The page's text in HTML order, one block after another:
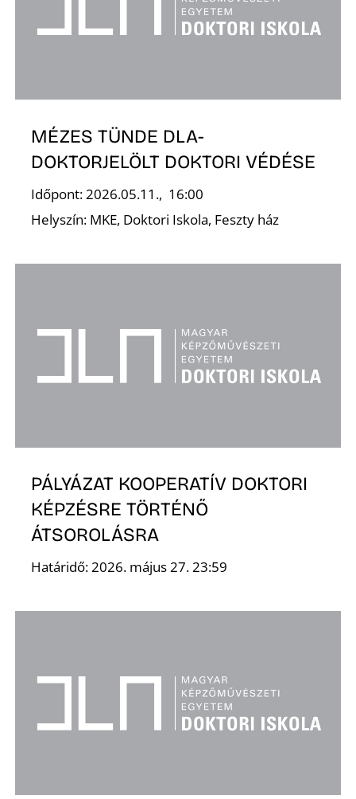
MÉZES TÜNDE DLA-
DOKTORJELÖLT DOKTORI VÉDÉSE
Időpont: 2026.05.11., 16:00
Helyszín: MKE, Doktori Iskola, Feszty ház
PÁLYÁZAT KOOPERATÍV DOKTORI
KÉPZÉSRE TÖRTÉNŐ
ÁTSOROLÁSRA
Határidő: 2026. május 27. 23:59